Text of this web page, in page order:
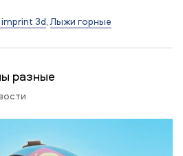
3d,Лыжи горные
разные